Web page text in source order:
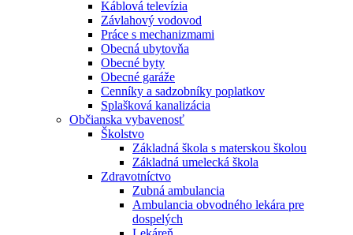
Káblová televízia
Závlahový vodovod
Práce s mechanizmami
Obecná ubytovňa
Obecné byty
Obecné garáže
Cenníky a sadzobníky poplatkov
Splašková kanalizácia
Občianska vybavenosť
Školstvo
Základná škola s materskou školou
Základná umelecká škola
Zdravotníctvo
Zubná ambulancia
Ambulancia obvodného lekára pre
dospelých